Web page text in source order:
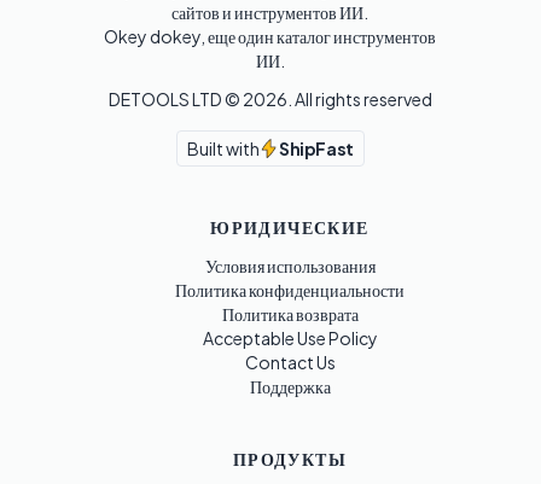
сайтов и инструментов ИИ.
Okey dokey, еще один каталог инструментов
ИИ.
DETOOLS LTD © 2026 . All rights reserved
Built with ShipFast
ЮРИДИЧЕСКИЕ
Условия использования
Политика конфиденциальности
Политика возврата
Acceptable Use Policy
Contact Us
Поддержка
ПРОДУКТЫ